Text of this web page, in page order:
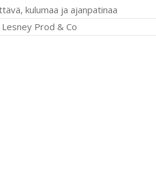
kulumaa ja ajanpatinaa
Prod & Co